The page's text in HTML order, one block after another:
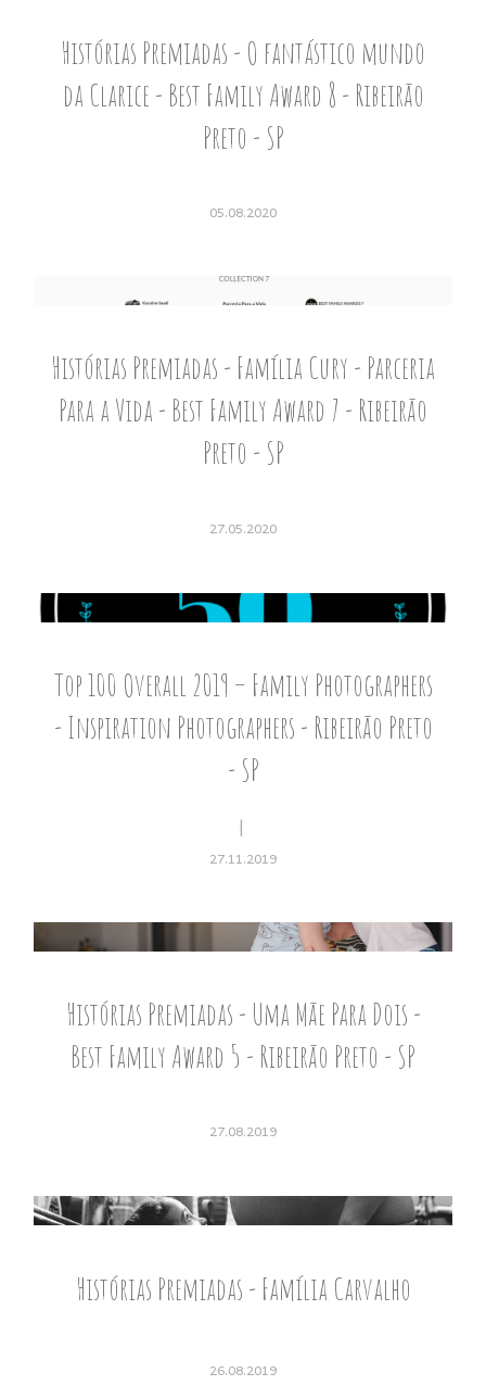
Histórias Premiadas - O fantástico mundo
da Clarice - Best Family Award 8 - Ribeirão
Preto - SP
05.08.2020
Histórias Premiadas - Família Cury - Parceria
Para a Vida - Best Family Award 7 - Ribeirão
Preto - SP
27.05.2020
Top 100 Overall 2019 – Family Photographers
- Inspiration Photographers - Ribeirão Preto
- SP
27.11.2019
Histórias Premiadas - Uma Mãe Para Dois -
Best Family Award 5 - Ribeirão Preto - SP
27.08.2019
Histórias Premiadas - Família Carvalho
26.08.2019